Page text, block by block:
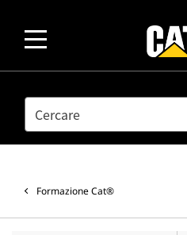
SEARCH
Formazione Cat®